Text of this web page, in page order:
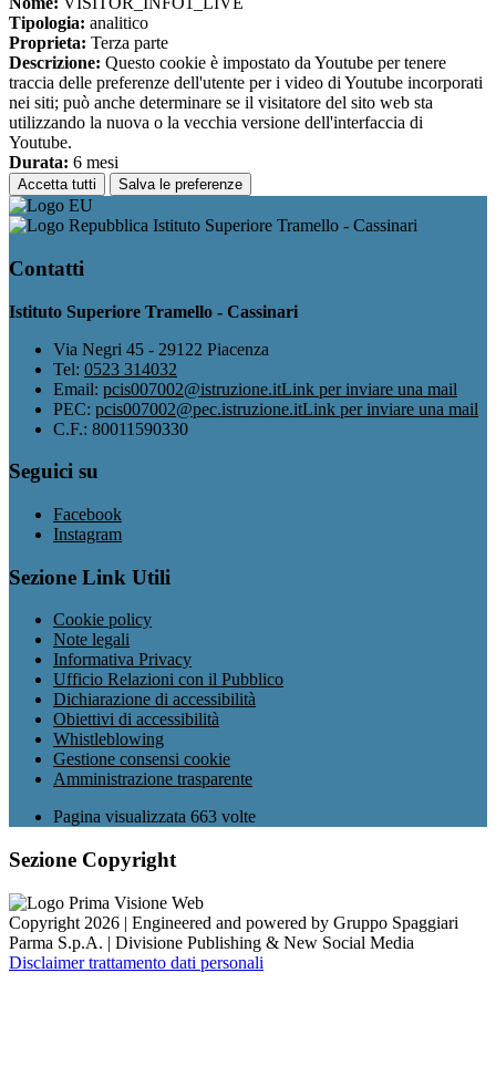
Tipologia: analitico
Proprieta: Terza parte
Descrizione: Questo cookie è impostato da Youtube per tenere
traccia delle preferenze dell'utente per i video di Youtube incorporati
nei siti; può anche determinare se il visitatore del sito web sta
utilizzando la nuova o la vecchia versione dell'interfaccia di
Youtube.
Durata: 6 mesi
Accetta tutti Salva le preferenze
Istituto Superiore Tramello - Cassinari
Contatti
Istituto Superiore Tramello - Cassinari
Via Negri 45 - 29122 Piacenza
Tel: 0523 314032
Email: pcis007002@istruzione.itLink per inviare una mail
PEC: pcis007002@pec.istruzione.itLink per inviare una mail
C.F.: 80011590330
Seguici su
Facebook
Instagram
Sezione Link Utili
Cookie policy
Note legali
Informativa Privacy
Ufficio Relazioni con il Pubblico
Dichiarazione di accessibilità
Obiettivi di accessibilità
Whistleblowing
Gestione consensi cookie
Amministrazione trasparente
Pagina visualizzata 663 volte
Sezione Copyright
Copyright 2026 | Engineered and powered by Gruppo Spaggiari
Parma S.p.A. | Divisione Publishing & New Social Media
Disclaimer trattamento dati personali